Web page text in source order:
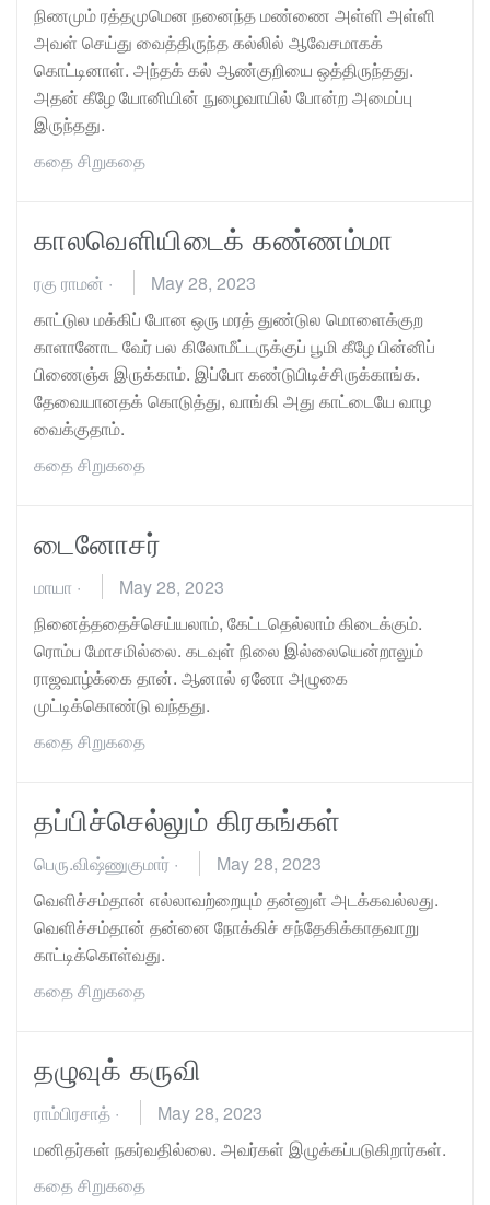
நிணமும் ரத்தமுமென நனைந்த மண்ணை அள்ளி அள்ளி
அவள் செய்து வைத்திருந்த கல்லில் ஆவேசமாகக்
கொட்டினாள். அந்தக் கல் ஆண்குறியை ஒத்திருந்தது.
அதன் கீழே யோனியின் நுழைவாயில் போன்ற அமைப்பு
இருந்தது.
கதைசிறுகதை
காலவெளியிடைக் கண்ணம்மா
ரகு ராமன் ·
May 28, 2023
காட்டுல மக்கிப் போன ஒரு மரத் துண்டுல மொளைக்குற
காளானோட வேர் பல கிலோமீட்டருக்குப் பூமி கீழே பின்னிப்
பிணைஞ்சு இருக்காம். இப்போ கண்டுபிடிச்சிருக்காங்க.
தேவையானதக் கொடுத்து, வாங்கி அது காட்டையே வாழ
வைக்குதாம்.
கதைசிறுகதை
டைனோசர்
மாயா ·
May 28, 2023
நினைத்ததைச்செய்யலாம், கேட்டதெல்லாம் கிடைக்கும்.
ரொம்ப மோசமில்லை. கடவுள் நிலை இல்லையென்றாலும்
ராஜவாழ்க்கை தான். ஆனால் ஏனோ அழுகை
முட்டிக்கொண்டு வந்தது.
கதைசிறுகதை
தப்பிச்செல்லும் கிரகங்கள்
பெரு.விஷ்ணுகுமார் ·
May 28, 2023
வெளிச்சம்தான் எல்லாவற்றையும் தன்னுள் அடக்கவல்லது.
வெளிச்சம்தான் தன்னை நோக்கிச் சந்தேகிக்காதவாறு
காட்டிக்கொள்வது.
கதைசிறுகதை
தழுவுக் கருவி
ராம்பிரசாத் ·
May 28, 2023
மனிதர்கள் நகர்வதில்லை. அவர்கள் இழுக்கப்படுகிறார்கள்.
கதைசிறுகதை